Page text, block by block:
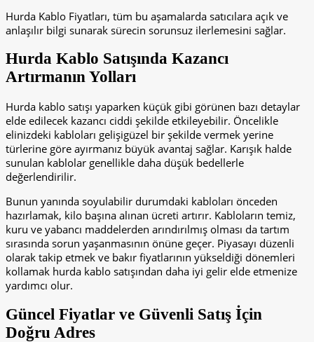
Hurda Kablo Fiyatları, tüm bu aşamalarda satıcılara açık ve
anlaşılır bilgi sunarak sürecin sorunsuz ilerlemesini sağlar.
Hurda Kablo Satışında Kazancı
Artırmanın Yolları
Hurda kablo satışı yaparken küçük gibi görünen bazı detaylar
elde edilecek kazancı ciddi şekilde etkileyebilir. Öncelikle
elinizdeki kabloları gelişigüzel bir şekilde vermek yerine
türlerine göre ayırmanız büyük avantaj sağlar. Karışık halde
sunulan kablolar genellikle daha düşük bedellerle
değerlendirilir.
Bunun yanında soyulabilir durumdaki kabloları önceden
hazırlamak, kilo başına alınan ücreti artırır. Kabloların temiz,
kuru ve yabancı maddelerden arındırılmış olması da tartım
sırasında sorun yaşanmasının önüne geçer. Piyasayı düzenli
olarak takip etmek ve bakır fiyatlarının yükseldiği dönemleri
kollamak hurda kablo satışından daha iyi gelir elde etmenize
yardımcı olur.
Güncel Fiyatlar ve Güvenli Satış İçin
Doğru Adres